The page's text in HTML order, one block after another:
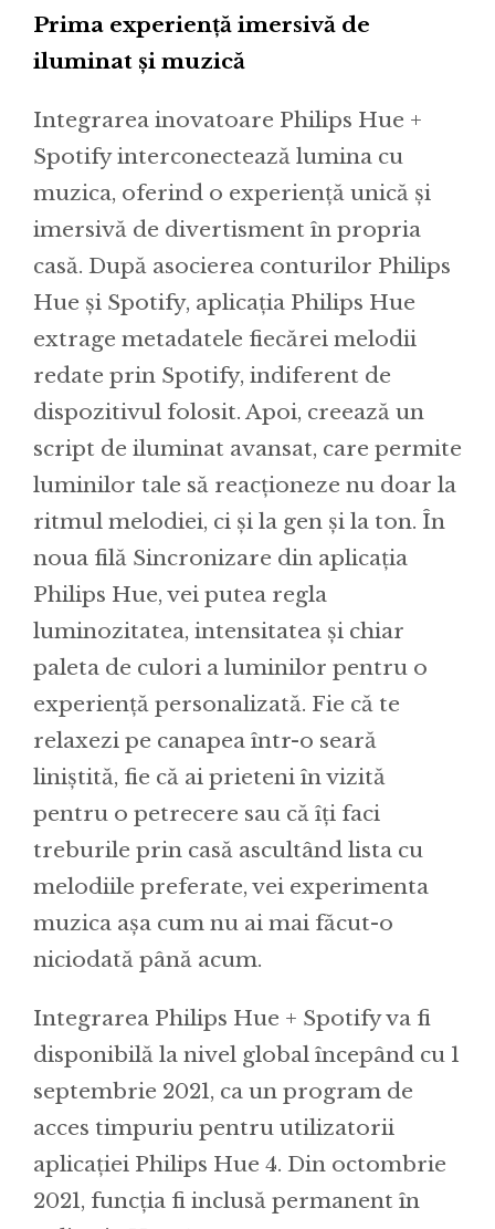
Prima experiență imersivă de
iluminat și muzică
Integrarea inovatoare Philips Hue +
Spotify interconectează lumina cu
muzica, oferind o experiență unică și
imersivă de divertisment în propria
casă. După asocierea conturilor Philips
Hue și Spotify, aplicația Philips Hue
extrage metadatele fiecărei melodii
redate prin Spotify, indiferent de
dispozitivul folosit. Apoi, creează un
script de iluminat avansat, care permite
luminilor tale să reacționeze nu doar la
ritmul melodiei, ci și la gen și la ton. În
noua filă Sincronizare din aplicația
Philips Hue, vei putea regla
luminozitatea, intensitatea și chiar
paleta de culori a luminilor pentru o
experiență personalizată. Fie că te
relaxezi pe canapea într-o seară
liniștită, fie că ai prieteni în vizită
pentru o petrecere sau că îți faci
treburile prin casă ascultând lista cu
melodiile preferate, vei experimenta
muzica așa cum nu ai mai făcut-o
niciodată până acum.
Integrarea Philips Hue + Spotify va fi
disponibilă la nivel global începând cu 1
septembrie 2021, ca un program de
acces timpuriu pentru utilizatorii
aplicației Philips Hue 4. Din octombrie
2021, funcția fi inclusă permanent în